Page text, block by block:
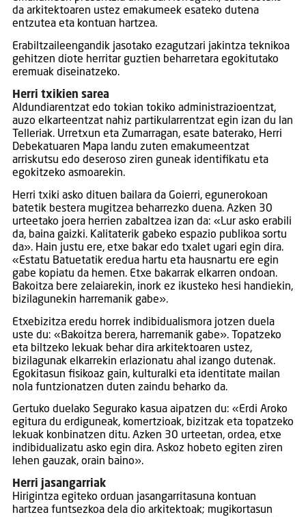
da arkitektoaren ustez emakumeek esateko dutena
entzutea eta kontuan hartzea.
Erabiltzaileengandik jasotako ezagutzari jakintza teknikoa
gehitzen diote herritar guztien beharretara egokitutako
eremuak diseinatzeko.
Herri txikien sarea
Aldundiarentzat edo tokian tokiko administrazioentzat,
auzo elkarteentzat nahiz partikularrentzat egin izan du lan
Telleriak. Urretxun eta Zumarragan, esate baterako, Herri
Debekatuaren Mapa landu zuten emakumeentzat
arriskutsu edo deseroso ziren guneak identifikatu eta
egokitzeko asmoarekin.
Herri txiki asko dituen bailara da Goierri, egunerokoan
batetik bestera mugitzea beharrezko duena. Azken 30
urteetako joera herrien zabaltzea izan da: «Lur asko erabili
da, baina gaizki. Kalitaterik gabeko espazio publikoa sortu
da». Hain justu ere, etxe bakar edo txalet ugari egin dira.
«Estatu Batuetatik eredua hartu eta hausnartu ere egin
gabe kopiatu da hemen. Etxe bakarrak elkarren ondoan.
Bakoitza bere zelaiarekin, inork ez ikusteko hesi handiekin,
bizilagunekin harremanik gabe».
Etxebizitza eredu horrek indibidualismora jotzen duela
uste du: «Bakoitza berera, harremanik gabe». Topatzeko
eta biltzeko lekuak behar dira arkitektoaren ustez,
bizilagunak elkarrekin erlazionatu ahal izango dutenak.
Egokitasun fisikoaz gain, kulturalki eta identitate mailan
nola funtzionatzen duten zaindu beharko da.
Gertuko duelako Segurako kasua aipatzen du: «Erdi Aroko
egitura du erdiguneak, komertzioak, bizitzak eta topatzeko
lekuak konbinatzen ditu. Azken 30 urteetan, ordea, etxe
indibidualizatu asko egin dira. Askoz hobeto egiten ziren
lehen gauzak, orain baino».
Herri jasangarriak
Hirigintza egiteko orduan jasangarritasuna kontuan
hartzea funtsezkoa dela dio arkitektoak; mugikortasun